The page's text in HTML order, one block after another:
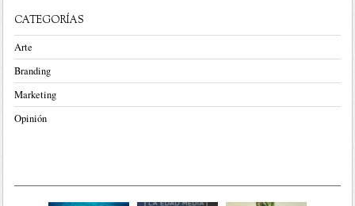
CATEGORÍAS
Arte
Branding
Marketing
Opinión